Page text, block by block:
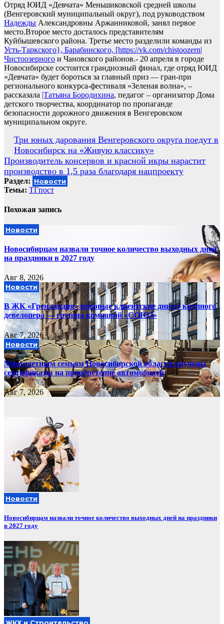
Отряд ЮИД «Девчата» Меньшиковской средней школы
(Венгеровский муниципальный округ), под руководством
Надежды Александровны Аржанниковой, занял первое
место.Второе место досталось представителям
Куйбышевского района. Третье место разделили команды из
Усть-Таркского}, Барабинского, [https://vk.com/chistoozern|
Чистоозерного и Чановского районов.- 20 апреля в городе
Новосибирске состоится грандиозный финал, где отряд ЮИД
«Девчата» будет бороться за главный приз — гран-при
регионального конкурса-фестиваля «Зеленая волна», –
рассказала |Татьяна Бородихина, педагог – организатор Дома
детского творчества, координатор по пропаганде
безопасности дорожного движения в Венгеровском
муниципальном округе.
Навигация
по
записям
Три юных дарования Венгеровского округа поедут в
Новосибирск на «Живую классику»
Производитель консервов и красной икры нарастит
производство в 1,5 раза благодаря нацпроекту
Раздел: Новости
Темы: ТГпост
Похожая запись
Новости
Новосибирцам назвали точное количество выходных дней
на праздники в 2027 году
Авг 8, 2026
Новости
В ЖК «Гренландия» впервые клиентские дни от крупного
девелопера — группы компаний «СОЮЗ»
Авг 7, 2026
Новости
Многодетным семьям Новосибирской области вручены
сертификаты на приобретение автомобилей
Авг 7, 2026
Новости
Новосибирцам назвали точное количество выходных дней на праздники
в 2027 году